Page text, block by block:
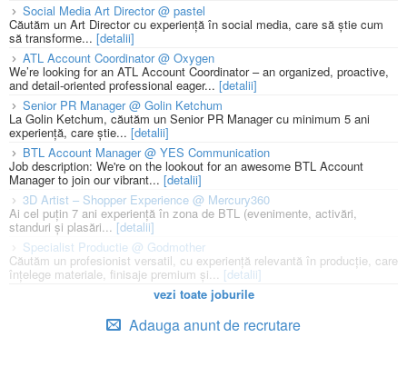
Social Media Art Director @ pastel
Căutăm un Art Director cu experiență în social media, care să știe cum
să transforme... [detalii]
ATL Account Coordinator @ Oxygen
We’re looking for an ATL Account Coordinator – an organized, proactive,
and detail-oriented professional eager... [detalii]
Senior PR Manager @ Golin Ketchum
La Golin Ketchum, căutăm un Senior PR Manager cu minimum 5 ani
experiență, care știe... [detalii]
BTL Account Manager @ YES Communication
Job description: We're on the lookout for an awesome BTL Account
Manager to join our vibrant... [detalii]
3D Artist – Shopper Experience @ Mercury360
Ai cel puțin 7 ani experiență în zona de BTL (evenimente, activări,
standuri și plasări... [detalii]
Specialist Productie @ Godmother
Căutăm un profesionist versatil, cu experiență relevantă în producție, care
înțelege materiale, finisaje premium și... [detalii]
vezi toate joburile
Adauga anunt de recrutare